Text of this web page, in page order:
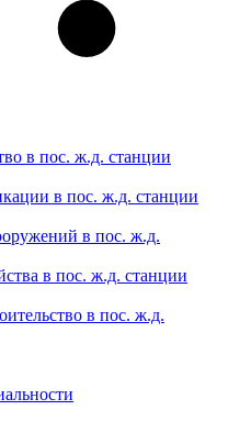
в пос. ж.д. станции
в пос. ж.д. станции
в пос. ж.д.
в пос. ж.д. станции
в пос. ж.д.